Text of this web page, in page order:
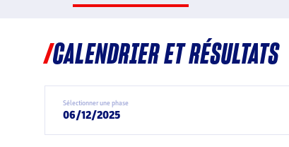
CALENDRIER ET RÉSULTATS
Sélectionner une phase
06/12/2025